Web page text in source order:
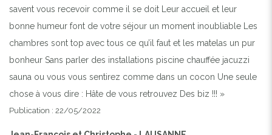
savent vous recevoir comme il se doit Leur accueil et leur
bonne humeur font de votre séjour un moment inoubliable Les
chambres sont top avec tous ce qu’il faut et les matelas un pur
bonheur Sans parler des installations piscine chauffée jacuzzi
sauna ou vous vous sentirez comme dans un cocon Une seule
chose à vous dire : Hâte de vous retrouvez Des biz !!! »
Publication : 22/05/2022